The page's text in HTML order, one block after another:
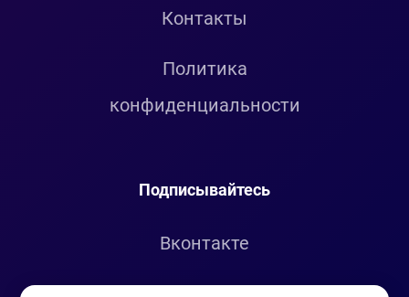
Контакты
Политика
конфиденциальности
Подписывайтесь
Вконтакте